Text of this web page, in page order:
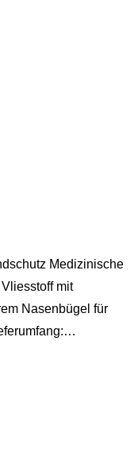
Medizinische
mit
Nasenbügel für